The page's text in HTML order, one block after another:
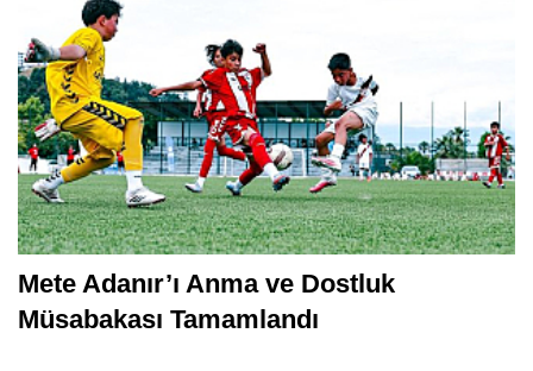
Mete Adanır’ı Anma ve Dostluk
Müsabakası Tamamlandı